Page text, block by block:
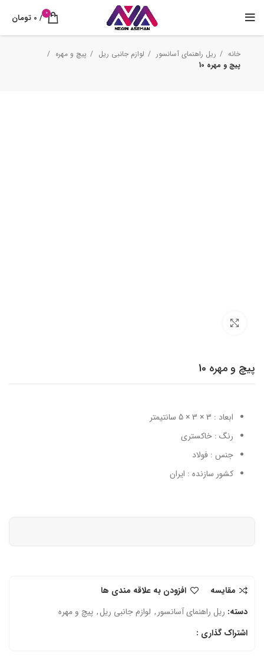
0
/
0 تومان
خانه ریل راهنمای آسانسور لوازم جانبی ریل
پیچ و مهره
پیچ و مهره 10
پیچ و مهره 10
ابعاد : 3 × 3 × 5 سانتیمتر
رنگ : خاکستری
جنس : فولاد
کشور سازنده : ایران
مقایسه
افزودن به علاقه مندی ها
دسته: ریل راهنمای آسانسور, لوازم جانبی ریل, پیچ و مهره
اشتراک گذاری :